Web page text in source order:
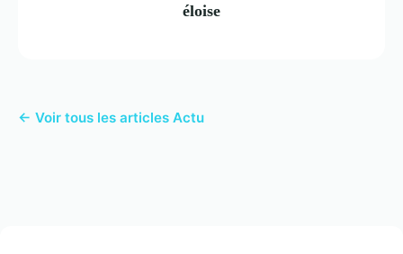
éloise
← Voir tous les articles Actu